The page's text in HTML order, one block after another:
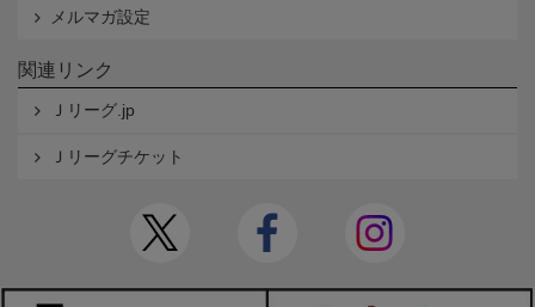
メルマガ設定
関連リンク
Ｊリーグ.jp
Ｊリーグチケット